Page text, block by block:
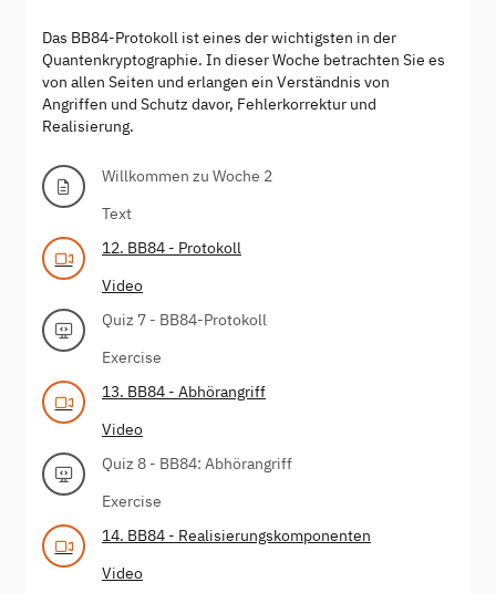
Das BB84-Protokoll ist eines der wichtigsten in der
Quantenkryptographie. In dieser Woche betrachten Sie es
von allen Seiten und erlangen ein Verständnis von
Angriffen und Schutz davor, Fehlerkorrektur und
Realisierung.
Willkommen zu Woche 2
Text
12. BB84 - Protokoll
Video
Quiz 7 - BB84-Protokoll
Exercise
13. BB84 - Abhörangriff
Video
Quiz 8 - BB84: Abhörangriff
Exercise
14. BB84 - Realisierungskomponenten
Video